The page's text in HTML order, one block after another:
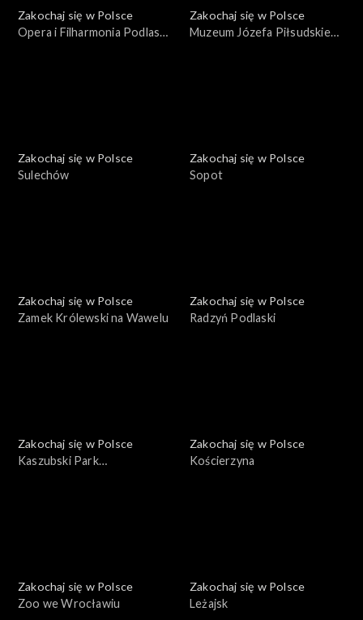
Zakochaj się w Polsce
Opera i Filharmonia Podlaska
Zakochaj się w Polsce
Muzeum Józefa Piłsudskiego
Zakochaj się w Polsce
Sulechów
Zakochaj się w Polsce
Sopot
Zakochaj się w Polsce
Zamek Królewski na Wawelu
Zakochaj się w Polsce
Radzyń Podlaski
Zakochaj się w Polsce
Kaszubski Park
Zakochaj się w Polsce
Kościerzyna
Zakochaj się w Polsce
Zoo we Wrocławiu
Zakochaj się w Polsce
Leżajsk